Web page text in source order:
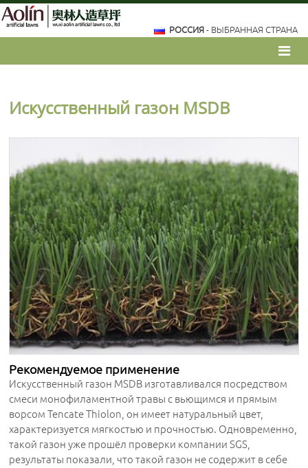
РОССИЯ - ВЫБРАННАЯ СТРАНА
Искусственный газон MSDB
Рекомендуемое применение
Искусственный газон MSDB изготавливался посредством
смеси монофиламентной травы с вьющимся и прямым
ворсом Tencate Thiolon, он имеет натуральный цвет,
характеризуется мягкостью и прочностью. Одновременно,
такой газон уже прошёл проверки компании SGS,
результаты показали, что такой газон не содержит в себе